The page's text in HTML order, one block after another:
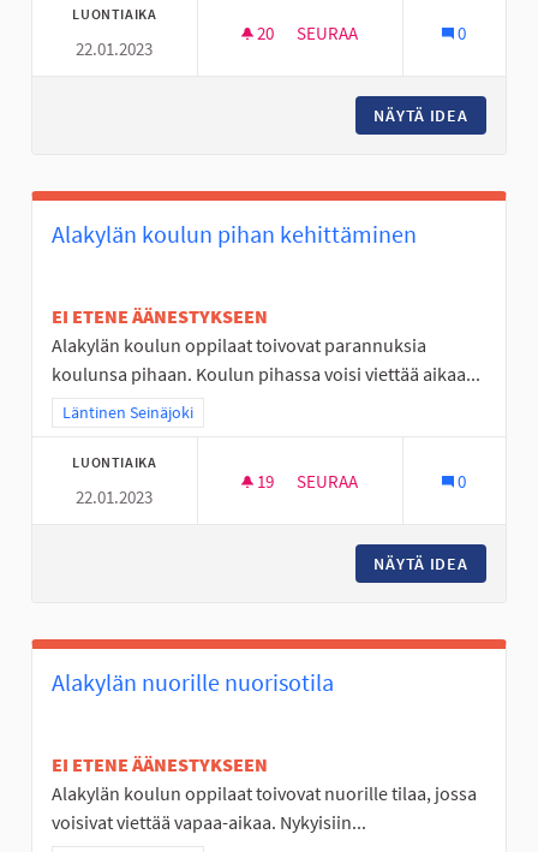
LUONTIAIKA
22.01.2023
20 20 SEURAAJAA
SEURAA 0
NÄYTÄ IDEA
Alakylän koulun pihan kehittäminen
EI ETENE ÄÄNESTYKSEEN
Alakylän koulun oppilaat toivovat parannuksia
koulunsa pihaan. Koulun pihassa voisi viettää aikaa...
Rajaa tulokset teeman mukaan: Läntinen Seinäjoki
Läntinen Seinäjoki
LUONTIAIKA
22.01.2023
19 19 SEURAAJAA
SEURAA 0
NÄYTÄ IDEA
Alakylän nuorille nuorisotila
EI ETENE ÄÄNESTYKSEEN
Alakylän koulun oppilaat toivovat nuorille tilaa, jossa
voisivat viettää vapaa-aikaa. Nykyisiin...